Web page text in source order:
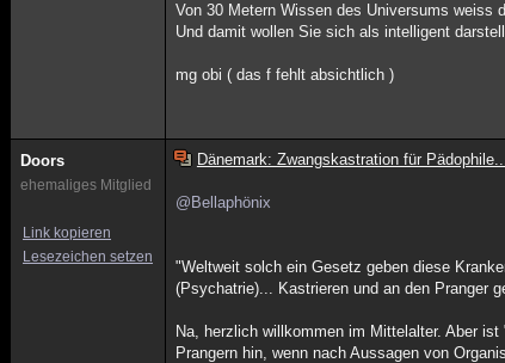
Von 30 Metern Wissen des Universums weiss
Und damit wollen Sie sich als intelligent
mg obi ( das f fehlt absichtlich )
Doors
ehemaliges Mitglied
Link kopieren
Lesezeichen setzen
Dänemark: Zwangskastration für
@Bellaphönix
"Weltweit solch ein Gesetz geben diese
(Psychatrie)... Kastrieren und an den Pranger
Na, herzlich willkommen im Mittelalter. Aber
Prangern hin, wenn nach Aussagen von